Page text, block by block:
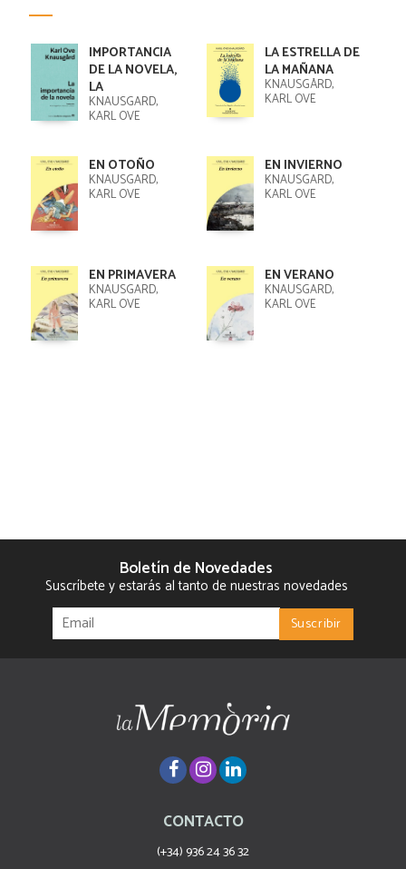
IMPORTANCIA
DE LA NOVELA,
LA
KNAUSGARD,
KARL OVE
LA ESTRELLA DE
LA MAÑANA
KNAUSGÅRD,
KARL OVE
EN OTOÑO
KNAUSGARD,
KARL OVE
EN INVIERNO
KNAUSGARD,
KARL OVE
EN PRIMAVERA
KNAUSGARD,
KARL OVE
EN VERANO
KNAUSGARD,
KARL OVE
Boletín de Novedades
Suscríbete y estarás al tanto de nuestras novedades
CONTACTO
(+34) 936 24 36 32